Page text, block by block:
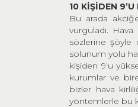
10 KİŞİDEN
Bu arada
vurguladı.
Hava
sözlerine şöyle
solunum yolu
kişiden 9’u
kurumlar ve
bizler hava
yöntemlerle bu